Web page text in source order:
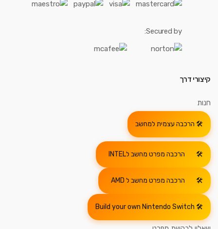
Secured by:
קיצורי דרך
חנות
הרכבה עצמית למחשב
הרכבה מפרט מחשב לINTEL
הרכבה מפרט מחשב ל AMD
Build your own Nintendo Switch